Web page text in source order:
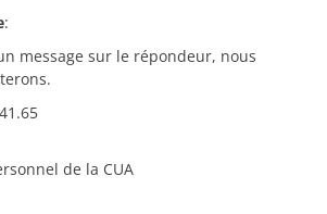
:
message sur le répondeur, nous
de la CUA